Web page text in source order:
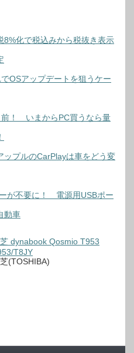
化で税込みから税抜き表示
OSアップデートを狙うケー
前！ いまからPC買うなら量
ップルのCarPlayは車をどう変
が不要に！ 電源用USBポー
動車
dynabook Qosmio T953
T8JY
(TOSHIBA)